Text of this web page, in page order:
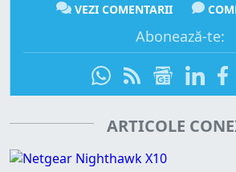
VEZI COMENTARII
Abonează-te:
ARTICOLE